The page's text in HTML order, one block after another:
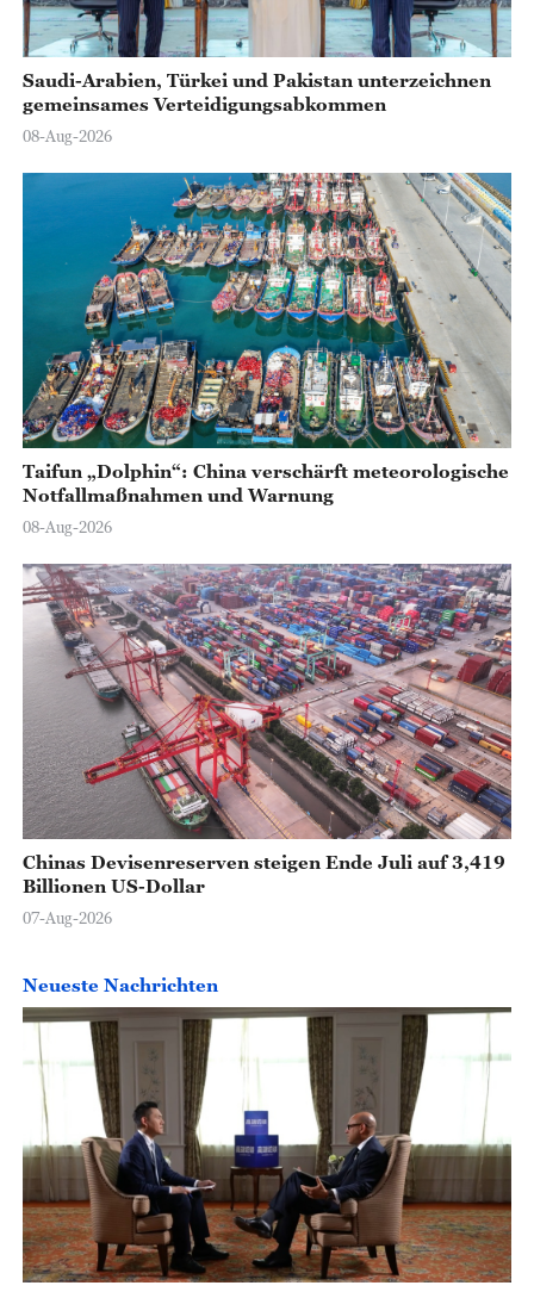
Saudi-Arabien, Türkei und Pakistan unterzeichnen
gemeinsames Verteidigungsabkommen
08-Aug-2026
Taifun „Dolphin“: China verschärft meteorologische
Notfallmaßnahmen und Warnung
08-Aug-2026
Chinas Devisenreserven steigen Ende Juli auf 3,419
Billionen US-Dollar
07-Aug-2026
Neueste Nachrichten